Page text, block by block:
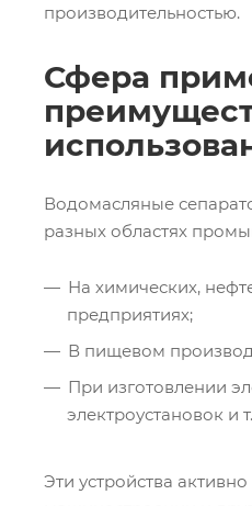
производительностью.
Сфера
Водомасляные
разных областях
На химических,
предприятиях;
В пищевом
При изготовлении
электроустановок и
Эти устройства